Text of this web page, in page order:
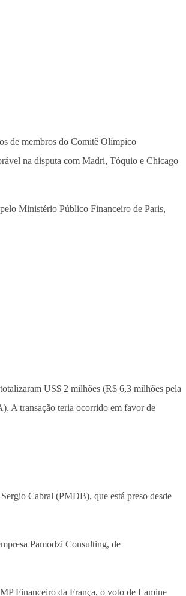
de membros do Comitê Olímpico
na disputa com Madri, Tóquio e Chicago
Ministério Público Financeiro de Paris,
US$ 2 milhões (R$ 6,3 milhões pela
A transação teria ocorrido em favor de
Cabral (PMDB), que está preso desde
Pamodzi Consulting, de
Financeiro da França, o voto de Lamine